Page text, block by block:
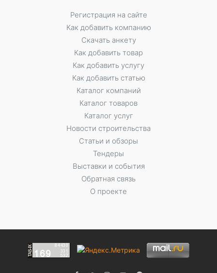
Регистрация на сайте
Как добавить компанию
Скачать анкету
Как добавить товар
Как добавить услугу
Как добавить статью
Каталог компаний
Каталог товаров
Каталог услуг
Новости строительства
Статьи и обзоры
Тендеры
Выставки и события
Обратная связь
О проекте